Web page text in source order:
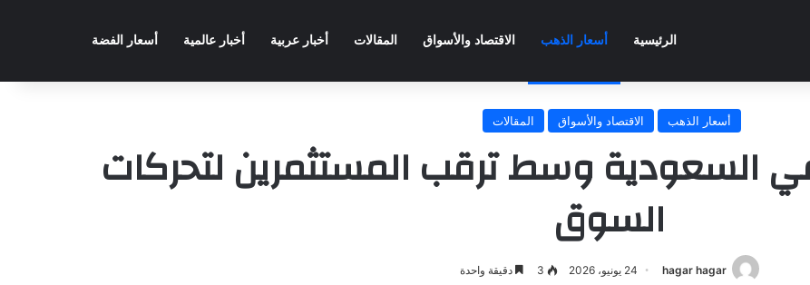
الرئيسية أسعار الذهب الاقتصاد والأسواق المقالات أخبار عربية أخبار عالمية أسعار الفضة
أسعار الذهب الاقتصاد والأسواق المقالات
السعودية وسط ترقب المستثمرين لتحركات
السوق
hagar hagar 24 يونيو، 2026 3 دقيقة واحدة